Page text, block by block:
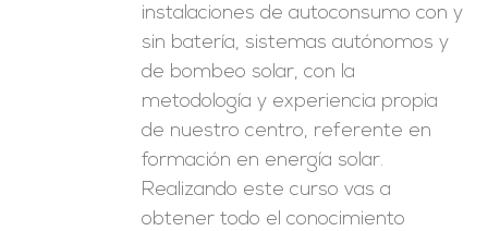
instalaciones de autoconsumo con y
sin batería, sistemas autónomos y
de bombeo solar, con la
metodología y experiencia propia
de nuestro centro, referente en
formación en energía solar.
Realizando este curso vas a
obtener todo el conocimiento